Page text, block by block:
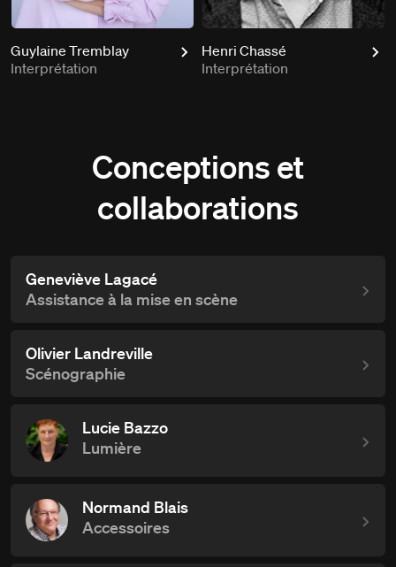
Guylaine Tremblay
Interprétation
Henri Chassé
Interprétation
Conceptions et
collaborations
Geneviève Lagacé
Assistance à la mise en scène
Olivier Landreville
Scénographie
Lucie Bazzo
Lumière
Normand Blais
Accessoires